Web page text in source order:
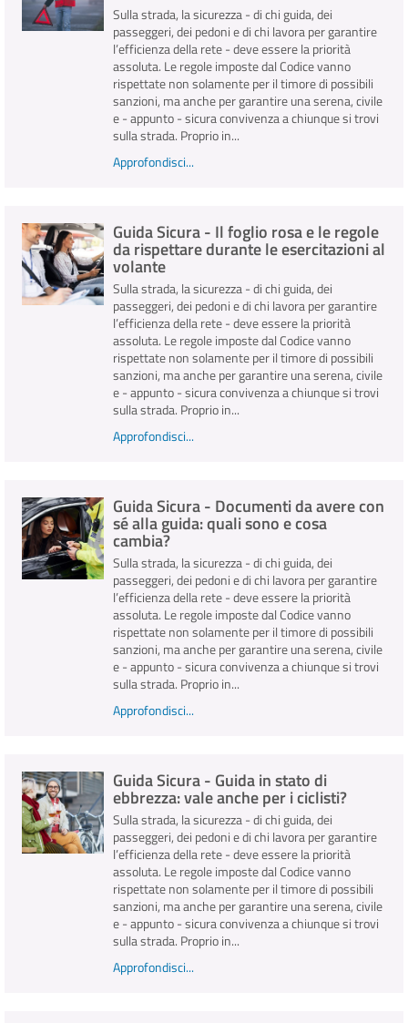
Sulla strada, la sicurezza - di chi guida, dei
passeggeri, dei pedoni e di chi lavora per garantire
l’efficienza della rete - deve essere la priorità
assoluta. Le regole imposte dal Codice vanno
rispettate non solamente per il timore di possibili
sanzioni, ma anche per garantire una serena, civile
e - appunto - sicura convivenza a chiunque si trovi
sulla strada. Proprio in...
Approfondisci...
Guida Sicura - Il foglio rosa e le regole
da rispettare durante le esercitazioni al
volante
Sulla strada, la sicurezza - di chi guida, dei
passeggeri, dei pedoni e di chi lavora per garantire
l’efficienza della rete - deve essere la priorità
assoluta. Le regole imposte dal Codice vanno
rispettate non solamente per il timore di possibili
sanzioni, ma anche per garantire una serena, civile
e - appunto - sicura convivenza a chiunque si trovi
sulla strada. Proprio in...
Approfondisci...
Guida Sicura - Documenti da avere con
sé alla guida: quali sono e cosa
cambia?
Sulla strada, la sicurezza - di chi guida, dei
passeggeri, dei pedoni e di chi lavora per garantire
l’efficienza della rete - deve essere la priorità
assoluta. Le regole imposte dal Codice vanno
rispettate non solamente per il timore di possibili
sanzioni, ma anche per garantire una serena, civile
e - appunto - sicura convivenza a chiunque si trovi
sulla strada. Proprio in...
Approfondisci...
Guida Sicura - Guida in stato di
ebbrezza: vale anche per i ciclisti?
Sulla strada, la sicurezza - di chi guida, dei
passeggeri, dei pedoni e di chi lavora per garantire
l’efficienza della rete - deve essere la priorità
assoluta. Le regole imposte dal Codice vanno
rispettate non solamente per il timore di possibili
sanzioni, ma anche per garantire una serena, civile
e - appunto - sicura convivenza a chiunque si trovi
sulla strada. Proprio in...
Approfondisci...